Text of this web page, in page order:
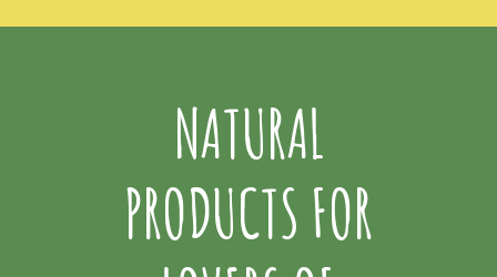
NATURAL
PRODUCTS FOR